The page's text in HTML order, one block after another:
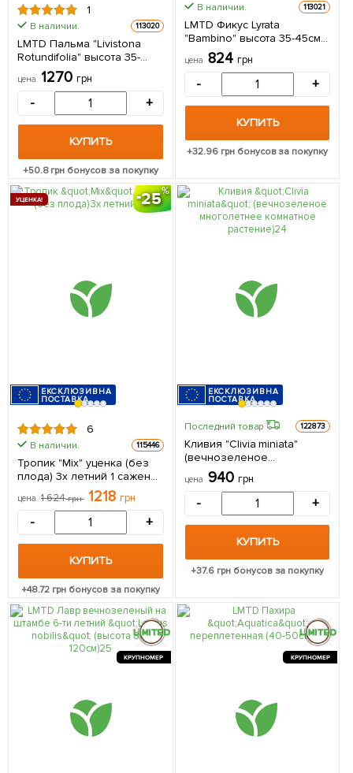
1
В наличии. 113020
LMTD Пальма "Livistona
Rotundifolia" высота 35-
45см из Нидерландов 1
саженец в упаковке
цена 1270 грн
- +
КУПИТЬ
+50.8грн бонусов за покупку
В наличии. 113021
LMTD Фикус Lyrata
"Bambino" высота 35-45см
из Нидерландов 1 саженец
в упаковке
цена 824 грн
- +
КУПИТЬ
+32.96грн бонусов за покупку
25
УЦЕНКА!
ЕКСКЛЮЗИВНА
ПОСТАВКА
6
В наличии. 115446
Тропик "Mix" уценка (без
плода) 3х летний 1 саженец
цена 1 624грн 1218 грн
- +
КУПИТЬ
+48.72грн бонусов за покупку
ЕКСКЛЮЗИВНА
ПОСТАВКА
Последний товар 122873
Кливия "Clivia miniata"
(вечнозеленое
многолетнее комнатное
растение) 1 саженец в
упаковке (комнатный)
Нидерланды
цена 940 грн
- +
КУПИТЬ
+37.6грн бонусов за покупку
КРУПНОМЕР КРУПНОМЕР